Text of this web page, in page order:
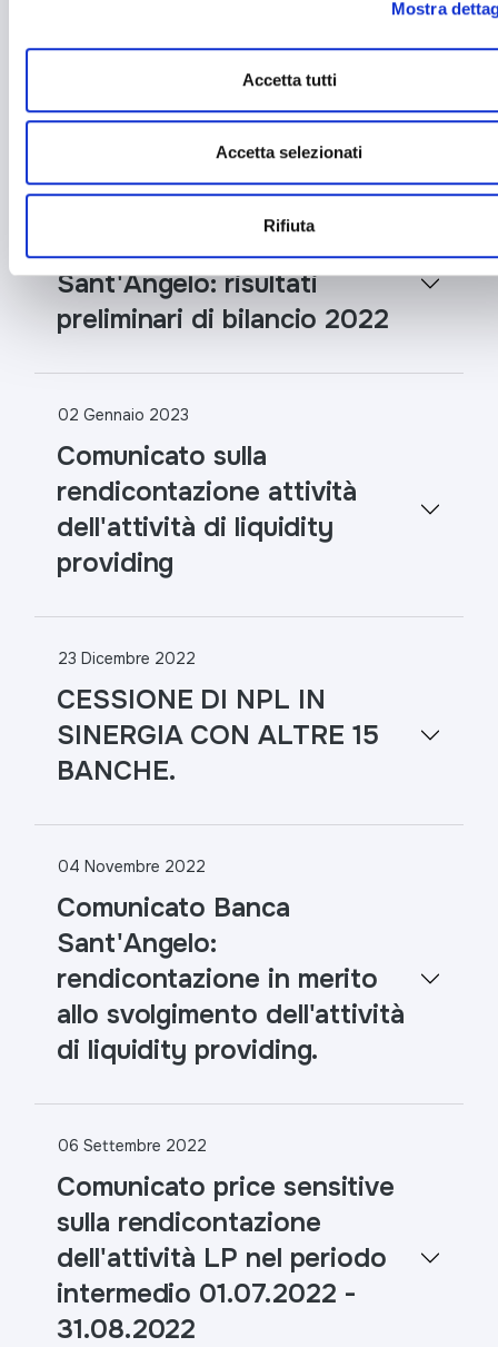
Mostra
Accetta tutti
Accetta selezionati
Rifiuta
Emissione prestito
Obbligazionario subordinato
TIER II
Comunicato Banca Popolare
Sant'Angelo: risultati
preliminari di bilancio 2022
02 Gennaio 2023
Comunicato sulla
rendicontazione attività
dell'attività di liquidity
providing
23 Dicembre 2022
CESSIONE DI NPL IN
SINERGIA CON ALTRE 15
BANCHE.
04 Novembre 2022
Comunicato Banca
Sant'Angelo:
rendicontazione in merito
allo svolgimento dell'attività
di liquidity providing.
06 Settembre 2022
Comunicato price sensitive
sulla rendicontazione
dell'attività LP nel periodo
intermedio 01.07.2022 -
31.08.2022